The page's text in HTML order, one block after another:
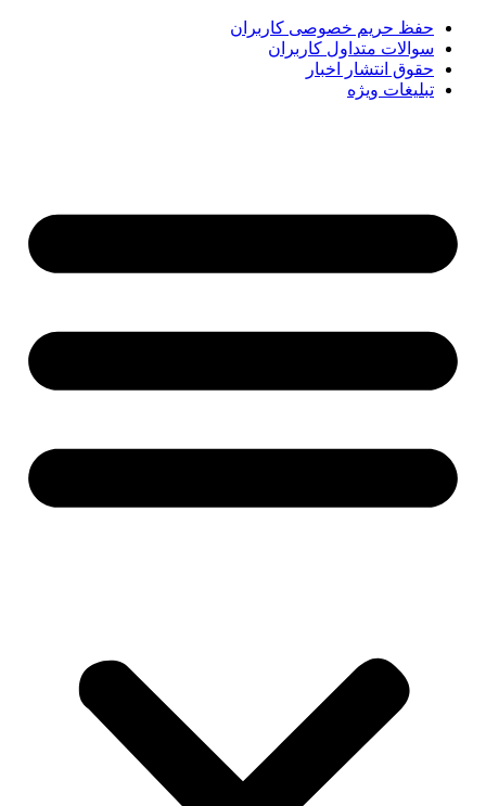
حفظ حریم خصوصی کاربران
سوالات متداول کاربران
حقوق انتشار اخبار
تبلیغات ویژه